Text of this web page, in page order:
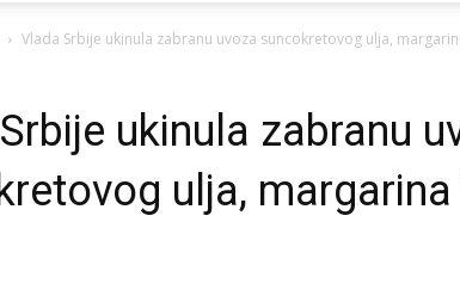
Vlada Srbije ukinula zabranu uvoza suncokretovog ulja,
ukinula zabranu
ulja,